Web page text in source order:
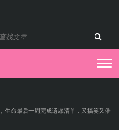
生命最后一周完成遗愿清单，又搞笑又催